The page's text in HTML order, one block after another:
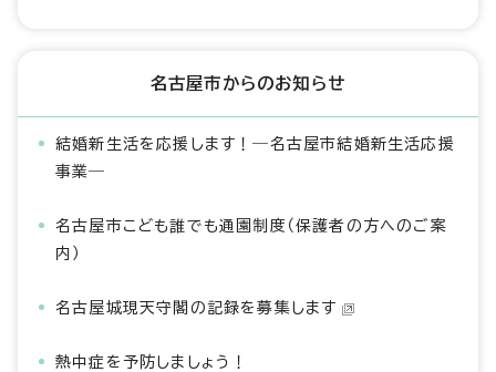
名古屋市からのお知らせ
結婚新生活を応援します！―名古屋市結婚新生活応援
事業―
名古屋市こども誰でも通園制度（保護者の方へのご案
内）
名古屋城現天守閣の記録を募集します
熱中症を予防しましょう！